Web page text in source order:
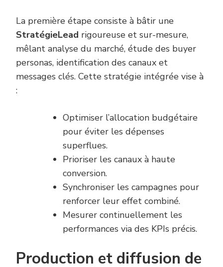
La première étape consiste à bâtir une
StratégieLead rigoureuse et sur-mesure,
mêlant analyse du marché, étude des buyer
personas, identification des canaux et
messages clés. Cette stratégie intégrée vise à
:
Optimiser l’allocation budgétaire
pour éviter les dépenses
superflues.
Prioriser les canaux à haute
conversion.
Synchroniser les campagnes pour
renforcer leur effet combiné.
Mesurer continuellement les
performances via des KPIs précis.
Production et diffusion de